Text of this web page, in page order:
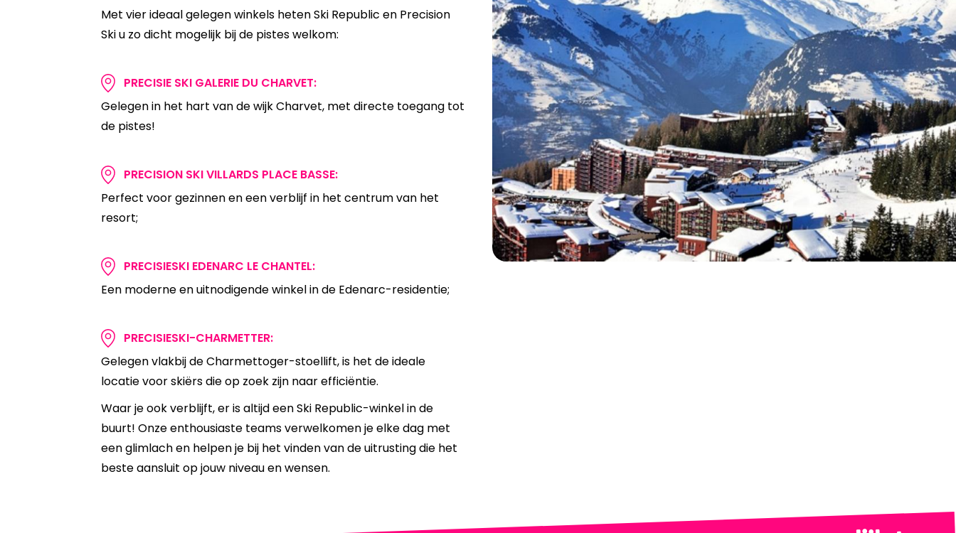
Met vier ideaal gelegen winkels heten Ski Republic en Precision
Ski u zo dicht mogelijk bij de pistes welkom:
PRECISIE SKI GALERIE DU CHARVET:
Gelegen in het hart van de wijk Charvet, met directe toegang tot
de pistes!
PRECISION SKI VILLARDS PLACE BASSE:
Perfect voor gezinnen en een verblijf in het centrum van het
resort;
PRECISIESKI EDENARC LE CHANTEL:
Een moderne en uitnodigende winkel in de Edenarc-residentie;
PRECISIESKI-CHARMETTER:
Gelegen vlakbij de Charmettoger-stoellift, is het de ideale
locatie voor skiërs die op zoek zijn naar efficiëntie.
Waar je ook verblijft, er is altijd een Ski Republic-winkel in de
buurt! Onze enthousiaste teams verwelkomen je elke dag met
een glimlach en helpen je bij het vinden van de uitrusting die het
beste aansluit op jouw niveau en wensen.